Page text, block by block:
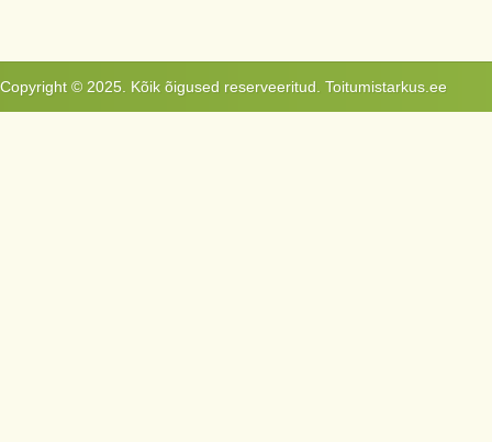
Copyright © 2025. Kõik õigused reserveeritud. Toitumistarkus.ee